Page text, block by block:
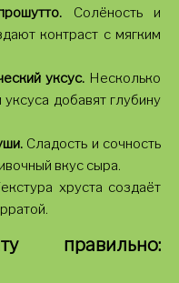
Солёность и
контраст с мягким
уксус. Несколько
добавят глубину
Сладость и сочность
вкус сыра.
хруста создаёт
правильно: